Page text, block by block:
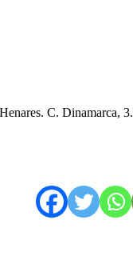
C. Dinamarca, 3.